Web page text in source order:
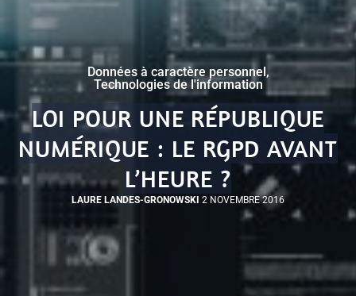
Données à caractère personnel,
Technologies de l'information
LOI POUR UNE RÉPUBLIQUE
NUMÉRIQUE : LE RGPD AVANT
L’HEURE ?
LAURE LANDES-GRONOWSKI 2 NOVEMBRE 2016